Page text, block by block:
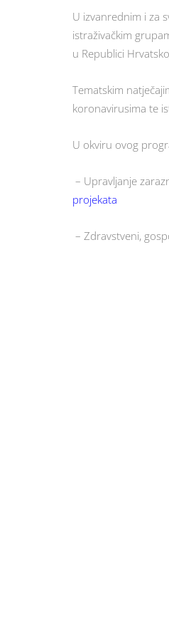
U izvanrednim i za
istraživačkim
u Republici
Tematskim
koronavirusima te
U okviru ovog
– Upravljanje
projekata
– Zdravstveni,